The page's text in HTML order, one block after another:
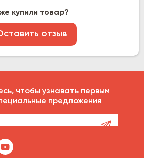
купили товар?
отзыв
чтобы узнавать первым
предложения